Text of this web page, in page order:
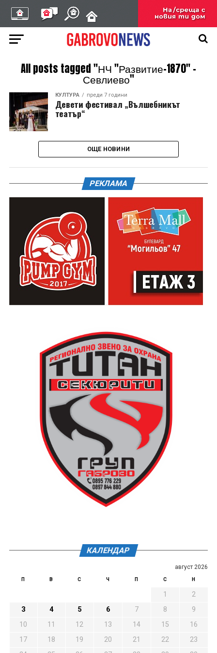
All posts tagged "НЧ "Развитие-1870" –
Севлиево"
КУЛТУРА преди 7 години
Девети фестивал „Вълшебникът
театър“
ОЩЕ НОВИНИ
РЕКЛАМА
КАЛЕНДАР
август 2026
П В С Ч П С Н
1
2
3
4 5 6 7 8
9
10
11 12 13 14 15
16
17
18 19 20 21 22
23